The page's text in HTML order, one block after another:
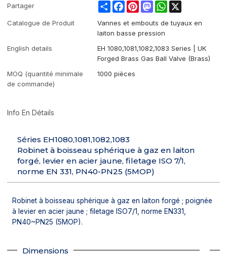
Partager ShareFacebookPinterestMastodonWhatsApp
Catalogue de Produit
Vannes et embouts de tuyaux en
laiton basse pression
English details
EH 1080,1081,1082,1083 Series | UK
Forged Brass Gas Ball Valve (Brass)
MOQ (quantité minimale
de commande)
1000 pièces
Info En Détails
Séries EH1080,1081,1082,1083
Robinet à boisseau sphérique à gaz en laiton
forgé, levier en acier jaune, filetage ISO 7/1,
norme EN 331, PN40-PN25 (5MOP)
Robinet à boisseau sphérique à gaz en laiton forgé ; poignée
à levier en acier jaune ; filetage ISO7/1, norme EN331,
PN40~PN25 (5MOP).
Dimensions